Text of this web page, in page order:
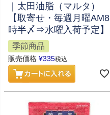
｜太田油脂（マルタ）
【取寄せ・毎週月曜AM8
時半〆⇒水曜入荷予定】
季節商品
販売価格 ¥335税込